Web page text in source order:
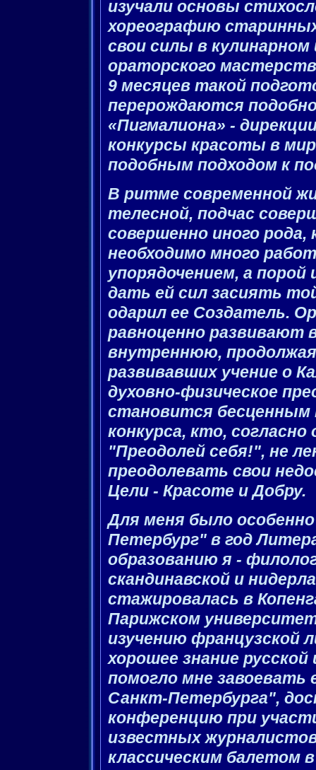
изучали основы
хореографию
свои силы в
ораторского
9 месяцев такой
перерождаются
«Пигмалиона» -
конкурсы красоты в
подобным подходом к
В ритме современной
телесной, подчас
совершенно иного рода,
необходимо много
упорядочением, а
дать ей сил засиять
одарил ее Создатель.
равноценно развивают
внутреннюю,
развивавших учение о
духовно-физическое
становится бесценным
конкурса, кто,
"Преодолей себя!", не
преодолевать свои
Цели - Красоте и Добру.
Для меня было
Петербург" в год
образованию я -
скандинавской и
стажировалась в
Парижском
изучению французской
хорошее знание
помогло мне
Санкт-Петербурга",
конференцию при
известных
классическим балетом